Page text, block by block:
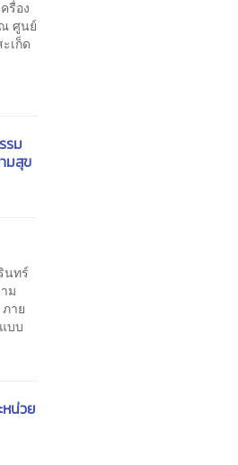
รื่อง
ศูนย์
เก็ด
รม
มสุข
นทร์
ม
าย
บบ
น่วย